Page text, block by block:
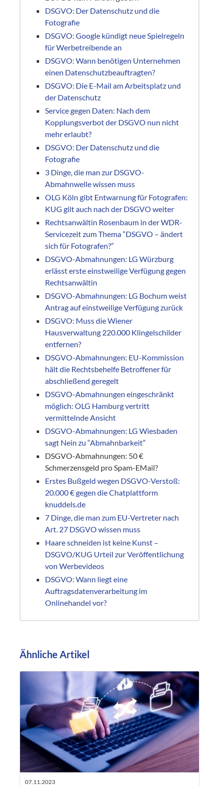
DSGVO: Der Datenschutz und die
Fotografie
DSGVO: Google kündigt neue Spielregeln
für Werbetreibende an
DSGVO: Wann benötigen Unternehmen
einen Datenschutzbeauftragten?
DSGVO: Die E-Mail am Arbeitsplatz und
der Datenschutz
Service gegen Daten: Nach dem
Kopplungsverbot der DSGVO nun nicht
mehr erlaubt?
DSGVO: Der Datenschutz und die
Fotografie
3 Dinge, die man zur DSGVO-
Abmahnwelle wissen muss
OLG Köln gibt Entwarnung für Fotografen:
KUG gilt auch nach der DSGVO weiter
Rechtsanwältin Rosenbaum in der WDR-
Servicezeit zum Thema “DSGVO – ändert
sich für Fotografen?”
DSGVO-Abmahnungen: LG Würzburg
erlässt erste einstweilige Verfügung gegen
Rechtsanwältin
DSGVO-Abmahnungen: LG Bochum weist
Antrag auf einstweilige Verfügung zurück
DSGVO: Muss die Wiener
Hausverwaltung 220.000 Klingelschilder
entfernen?
DSGVO-Abmahnungen: EU-Kommission
hält die Rechtsbehelfe Betroffener für
abschließend geregelt
DSGVO-Abmahnungen eingeschränkt
möglich: OLG Hamburg vertritt
vermittelnde Ansicht
DSGVO-Abmahnungen: LG Wiesbaden
sagt Nein zu “Abmahnbarkeit”
DSGVO-Abmahnungen: 50 €
Schmerzensgeld pro Spam-EMail?
Erstes Bußgeld wegen DSGVO-Verstoß:
20.000 € gegen die Chatplattform
knuddels.de
7 Dinge, die man zum EU-Vertreter nach
Art. 27 DSGVO wissen muss
Haare schneiden ist keine Kunst –
DSGVO/KUG Urteil zur Veröffentlichung
von Werbevideos
DSGVO: Wann liegt eine
Auftragsdatenverarbeitung im
Onlinehandel vor?
Ähnliche Artikel
07.11.2023